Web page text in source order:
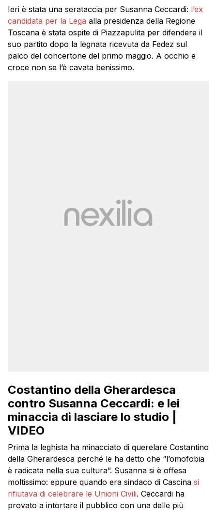
Ieri è stata una serataccia per Susanna Ceccardi: l’ex
candidata per la Lega alla presidenza della Regione
Toscana è stata ospite di Piazzapulita per difendere il
suo partito dopo la legnata ricevuta da Fedez sul
palco del concertone del primo maggio. A occhio e
croce non se l’è cavata benissimo.
Costantino della Gherardesca
contro Susanna Ceccardi: e lei
minaccia di lasciare lo studio |
VIDEO
Prima la leghista ha minacciato di querelare Costantino
della Gherardesca perché le ha detto che “l’omofobia
è radicata nella sua cultura”. Susanna si è offesa
moltissimo: eppure quando era sindaco di Cascina si
rifiutava di celebrare le Unioni Civili. Ceccardi ha
provato a intortare il pubblico con una delle più